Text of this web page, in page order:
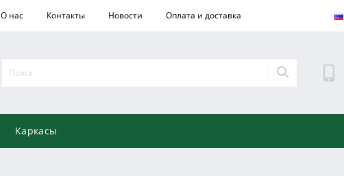
О нас Контакты Новости Оплата и доставка
Каркасы